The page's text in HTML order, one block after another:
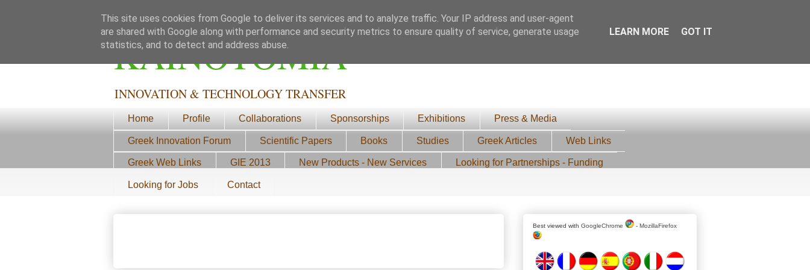
ΚΑΙΝΟΤΟΜΙΑ
INNOVATION & TECHNOLOGY TRANSFER
Home Profile Collaborations Sponsorships Exhibitions Press & Media
Greek Innovation Forum Scientific Papers Books Studies Greek Articles Web Links
Greek Web Links GIE 2013 New Products - New Services Looking for Partnerships - Funding
Looking for Jobs Contact
Best viewed with GoogleChrome - MozillaFirefox
This site uses cookies from Google to deliver its services and to analyze traffic. Your IP address and user-agent
are shared with Google along with performance and security metrics to ensure quality of service, generate usage
statistics, and to detect and address abuse.
LEARN MORE GOT IT